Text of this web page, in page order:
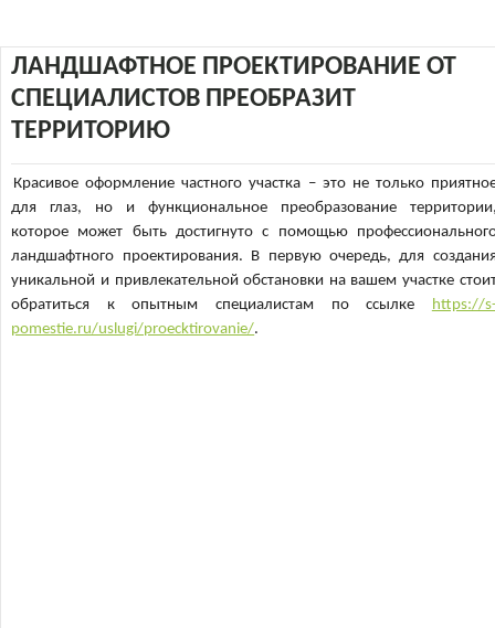
ЛАНДШАФТНОЕ ПРОЕКТИРОВАНИЕ ОТ
СПЕЦИАЛИСТОВ ПРЕОБРАЗИТ
ТЕРРИТОРИЮ
Красивое оформление частного участка – это не только
для глаз, но и функциональное преобразование
которое может быть достигнуто с помощью
ландшафтного проектирования. В первую очередь, для
уникальной и привлекательной обстановки на вашем участке
обратиться к опытным специалистам по ссылке
https://
pomestie.ru/uslugi/proecktirovanie/.